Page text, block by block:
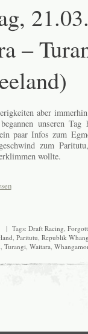
–
aber
unseren
paar Infos zum
zum
wollte.
| Tags: Draft Racing,
, Paritutu, Republik
, Turangi, Waitara,